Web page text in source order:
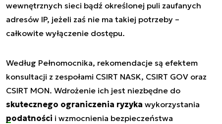
wewnętrznych sieci bądź określonej puli zaufanych
adresów IP, jeżeli zaś nie ma takiej potrzeby –
całkowite wyłączenie dostępu.
Według Pełnomocnika, rekomendacje są efektem
konsultacji z zespołami CSIRT NASK, CSIRT GOV oraz
CSIRT MON. Wdrożenie ich jest niezbędne do
skutecznego ograniczenia ryzyka wykorzystania
podatności i wzmocnienia bezpieczeństwa